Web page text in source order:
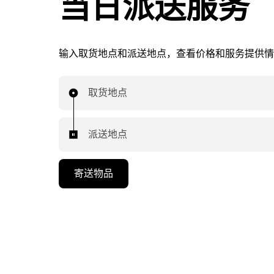
输入取货地点和派送地点，查看价格和服务提供
取货地点
派送地点
寄送物品